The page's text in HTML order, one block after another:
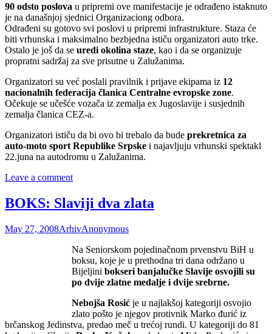
90 odsto poslova u pripremi ove manifestacije je odrađeno istaknuto
je na današnjoj sjednici Organizaciong odbora.
Odrađeni su gotovo svi poslovi u pripremi infrastrukture. Staza će
biti vrhunska i maksimalno bezbjedna ističu organizatori auto trke.
Ostalo je još da se uredi okolina staze, kao i da se organizuje
propratni sadržaj za sve prisutne u Zalužanima.
Organizatori su već poslali pravilnik i prijave ekipama iz 12
nacionalnih federacija članica Centralne evropske zone.
Očekuje se učešće vozača iz zemalja ex Jugoslavije i susjednih
zemalja članica CEZ-a.
Organizatori ističu da bi ovo bi trebalo da bude prekretnica za
auto-moto sport Republike Srpske i najavljuju vrhunski spektakl
22.juna na autodromu u Zalužanima.
Leave a comment
BOKS: Slaviji dva zlata
May 27, 2008ArhivAnonymous
Na Seniorskom pojedinačnom prvenstvu BiH u
boksu, koje je u prethodna tri dana održano u
Bijeljini bokseri banjalučke Slavije osvojili su
po dvije zlatne medalje i dvije srebrne.
Nebojša Rosić je u najlakšoj kategoriji osvojio
zlato pošto je njegov protivnik Marko đurić iz
brčanskog Jedinstva, predao meč u trećoj rundi. U kategoriji do 81